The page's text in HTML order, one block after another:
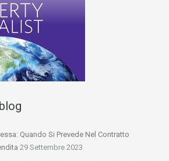
Quando Si Prevede Nel Contratto
29 Settembre 2023